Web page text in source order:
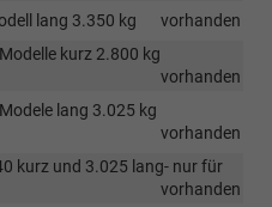
lang 3.350 kg
vorhanden
kurz 2.800 kg
vorhanden
lang 3.025 kg
vorhanden
kurz und 3.025 lang- nur für
vorhanden